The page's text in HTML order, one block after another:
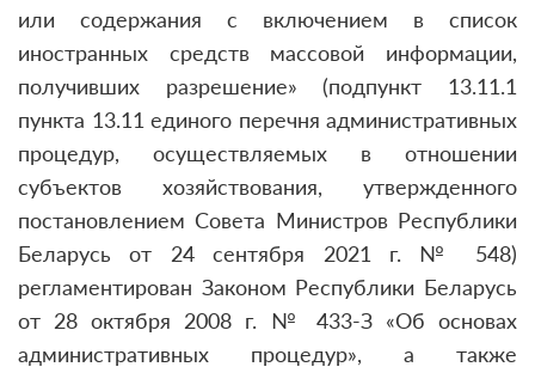
или содержания с включением в список
иностранных средств массовой информации,
получивших разрешение» (подпункт 13.11.1
пункта 13.11 единого перечня административных
процедур, осуществляемых в отношении
субъектов хозяйствования, утвержденного
постановлением Совета Министров Республики
Беларусь от 24 сентября 2021 г. № 548)
регламентирован Законом Республики Беларусь
от 28 октября 2008 г. № 433-З «Об основах
административных процедур», а также